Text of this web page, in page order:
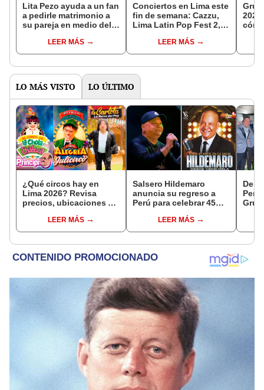
Lita Pezo ayuda a un fan
a pedirle matrimonio a
su pareja en medio del
LEER MÁS
Conciertos en Lima este
fin de semana: Cazzu,
Lima Latin Pop Fest 2,
Morales y más shows en
noviembre 2025
LEER MÁS
LO MÁS VISTO LO ÚLTIMO
¿Qué circos hay en
Lima 2026? Revisa
precios, ubicaciones y
LEER MÁS
Salsero Hildemaro
anuncia su regreso a
Perú para celebrar 45
musical: "Los espero
para cantar con todos
LEER MÁS
De